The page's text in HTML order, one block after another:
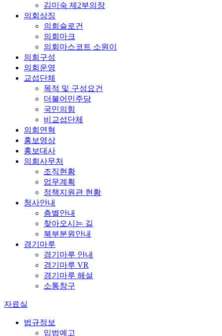
김미숙 제2부의장
의회상징
의회슬로건
의회마크
의회마스코트 소원이
의회구성
의회운영
교섭단체
목적 및 구성요건
더불어민주당
국민의힘
비교섭단체
의회연혁
홍보영상
홍보대사
의회사무처
조직현황
업무계획
정책지원관 현황
청사안내
층별안내
찾아오시는 길
북부분원안내
경기마루
경기마루 안내
경기마루 VR
경기마루 해설
소통창구
자료실
법규정보
입법예고